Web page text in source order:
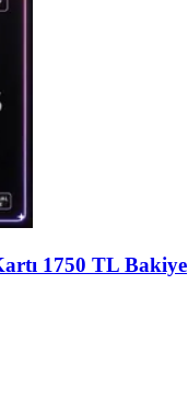
1750 TL Bakiye